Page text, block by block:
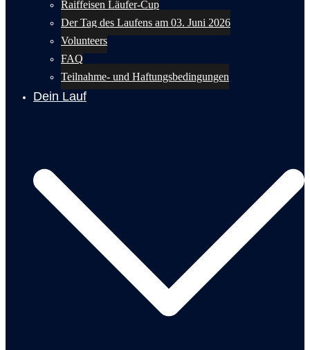
Raiffeisen Läufer-Cup
Der Tag des Laufens am 03. Juni 2026
Volunteers
FAQ
Teilnahme- und Haftungsbedingungen
Dein Lauf